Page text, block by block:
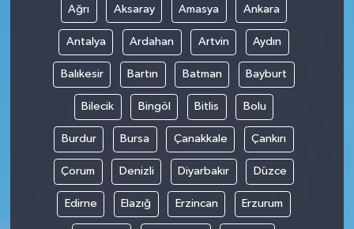
Ağrı Aksaray Amasya Ankara
Antalya Ardahan Artvin Aydın
Balıkesir Bartın Batman Bayburt
Bilecik Bingöl Bitlis Bolu
Burdur Bursa Çanakkale Çankırı
Çorum Denizli Diyarbakır Düzce
Edirne Elazığ Erzincan Erzurum